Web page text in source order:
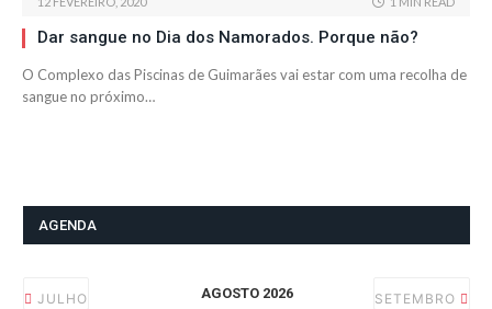
Dar sangue no Dia dos Namorados. Porque não?
O Complexo das Piscinas de Guimarães vai estar com uma recolha de
sangue no próximo…
AGENDA
JULHO AGOSTO 2026 SETEMBRO